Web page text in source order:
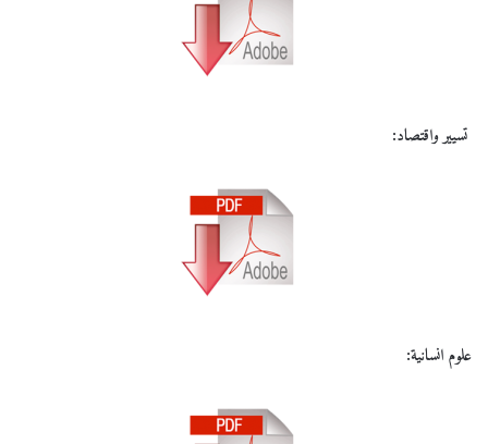
تسيير واقتصاد:
علوم انسانية: